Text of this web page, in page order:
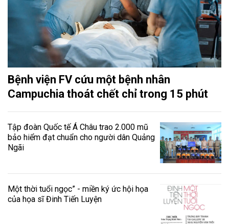
Bệnh viện FV cứu một bệnh nhân
Campuchia thoát chết chỉ trong 15 phút
Tập đoàn Quốc tế Á Châu trao 2.000 mũ
bảo hiểm đạt chuẩn cho người dân Quảng
Ngãi
Một thời tuổi ngọc” - miền ký ức hội họa
của họa sĩ Đinh Tiến Luyện